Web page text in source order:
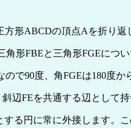
形ABCDの頂点Aを折り返
形FBEと三角形FGEについ
で90度、角FGEは180度か
辺FEを共通する辺として持
る円に常に外接します。